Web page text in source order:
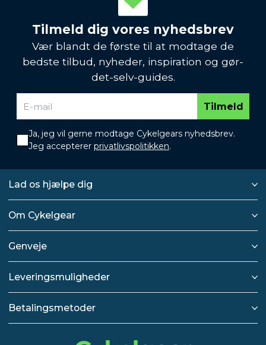
Tilmeld dig vores nyhedsbrev
Vær blandt de første til at modtage de
bedste tilbud, nyheder, inspiration og gør-
det-selv-guides.
Tilmeld
Ja, jeg vil gerne modtage Cykelgears nyhedsbrev.
Jeg accepterer privatlivspolitikken.
Lad os hjælpe dig
Om Cykelgear
Genveje
Leveringsmuligheder
Betalingsmetoder